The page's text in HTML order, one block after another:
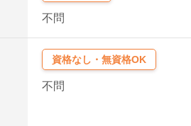
不問
資格なし・無資格OK
不問